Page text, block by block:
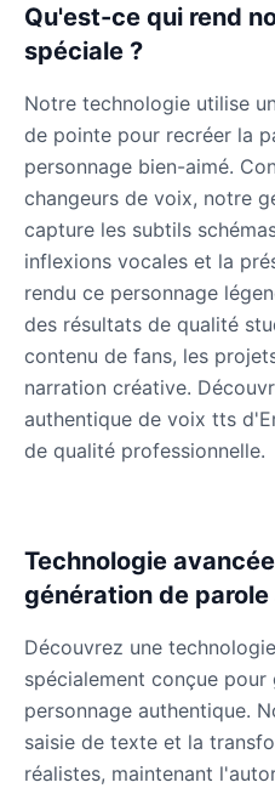
Caine
Cyn
Female
Daddy Pig
Male
Dalek
Male
Daredevil
Male
Denji
Male
Denji
Qu'est-ce qui rend
spéciale ?
Notre technologie utilise
de pointe pour recréer la
personnage bien-aimé.
changeurs de voix, notre
capture les subtils
inflexions vocales et la
rendu ce personnage
des résultats de qualité
contenu de fans, les
narration créative.
authentique de voix tts
de qualité professionnelle.
Technologie
génération de
Découvrez une
spécialement conçue
personnage authentique.
saisie de texte et la
réalistes, maintenant